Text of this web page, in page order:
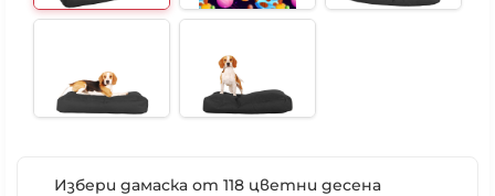
Избери дамаска от 118 цветни десена